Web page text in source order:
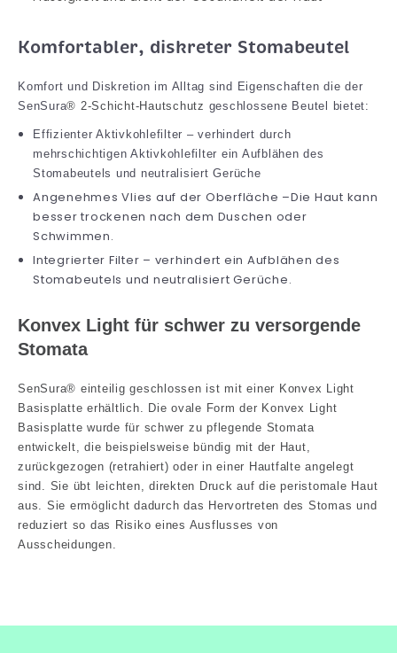
Komfortabler, diskreter Stomabeutel
Komfort und Diskretion im Alltag sind Eigenschaften die der
SenSura® 2-Schicht-Hautschutz geschlossene Beutel bietet:
Effizienter Aktivkohlefilter – verhindert durch
mehrschichtigen Aktivkohlefilter ein Aufblähen des
Stomabeutels und neutralisiert Gerüche
Angenehmes Vlies auf der Oberfläche –Die Haut kann
besser trockenen nach dem Duschen oder
Schwimmen.
Integrierter Filter – verhindert ein Aufblähen des
Stomabeutels und neutralisiert Gerüche.
Konvex Light für schwer zu versorgende
Stomata
SenSura® einteilig geschlossen ist mit einer Konvex Light
Basisplatte erhältlich. Die ovale Form der Konvex Light
Basisplatte wurde für schwer zu pflegende Stomata
entwickelt, die beispielsweise bündig mit der Haut,
zurückgezogen (retrahiert) oder in einer Hautfalte angelegt
sind. Sie übt leichten, direkten Druck auf die peristomale Haut
aus. Sie ermöglicht dadurch das Hervortreten des Stomas und
reduziert so das Risiko eines Ausflusses von
Ausscheidungen.